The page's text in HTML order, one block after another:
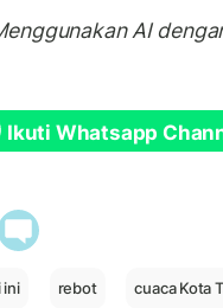
AI
Ikuti Whatsapp
ini rebot cuaca Kota